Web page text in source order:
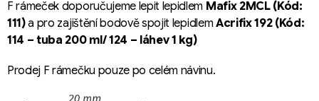
F rámeček doporučujeme lepit lepidlem Mafix 2MCL (Kód:
111)a pro zajištění bodově spojit lepidlem Acrifix 192 (Kód:
114 – tuba 200 ml/ 124 – láhev 1 kg)
Prodej F rámečku pouze po celém návinu.